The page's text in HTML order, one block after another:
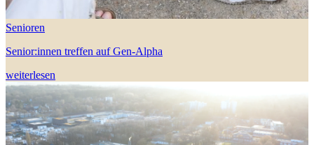
Senioren
Senior:innen treffen auf Gen-Alpha
weiterlesen